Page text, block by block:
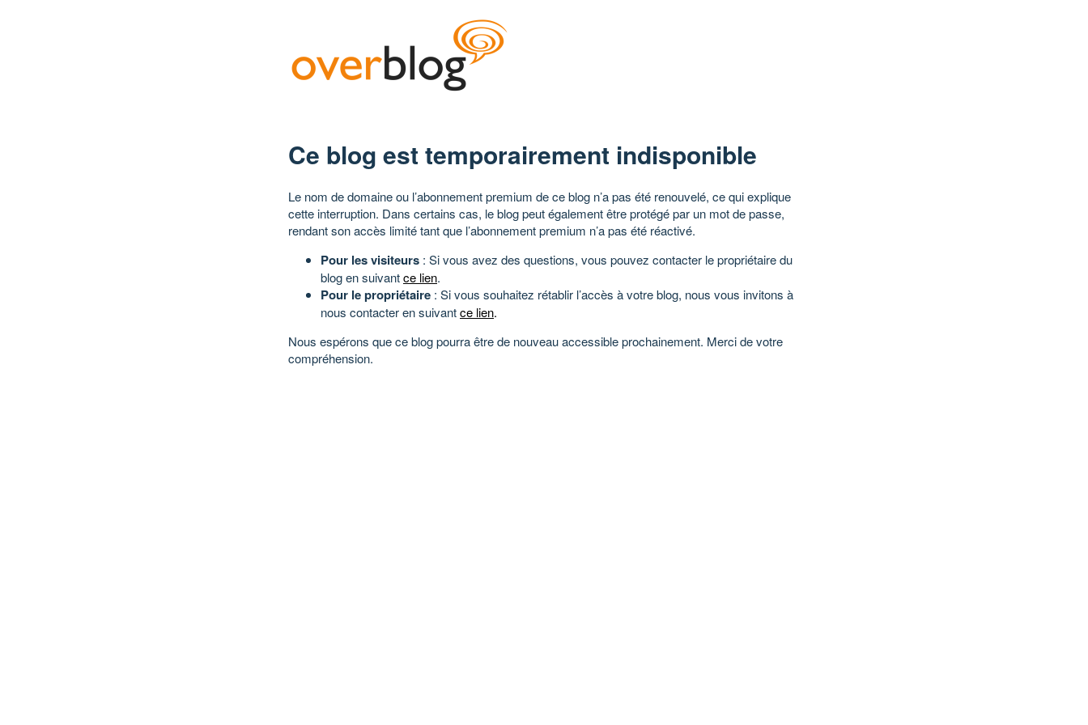
Ce blog est temporairement indisponible
Le nom de domaine ou l’abonnement premium de ce blog n’a pas été renouvelé, ce qui explique
cette interruption. Dans certains cas, le blog peut également être protégé par un mot de passe,
rendant son accès limité tant que l’abonnement premium n’a pas été réactivé.
Pour les visiteurs : Si vous avez des questions, vous pouvez contacter le propriétaire du
blog en suivantce lien.
Pour le propriétaire : Si vous souhaitez rétablir l’accès à votre blog, nous vous invitons à
nous contacter en suivantce lien.
Nous espérons que ce blog pourra être de nouveau accessible prochainement. Merci de votre
compréhension.